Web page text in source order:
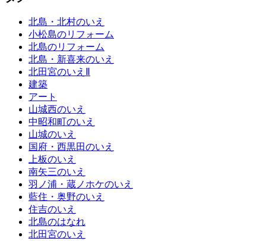
北島・北村のいえ
小松島のリフォーム
北島のリフォーム
北島・新喜来のいえ
北田宮のいえⅡ
建築
アート
山城西のいえ
中昭和町のいえ
山城のいえ
国府・西黒田のいえ
上板のいえ
南矢三のいえ
羽ノ浦・蔵ノホケのいえ
藍住・奥野のいえ
住吉のいえ
北島のはなれ
北田宮のいえ